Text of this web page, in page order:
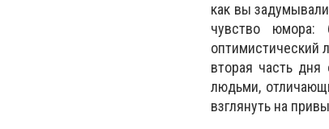
как вы
чувство юмора:
оптимистический
вторая часть
людьми,
взглянуть на